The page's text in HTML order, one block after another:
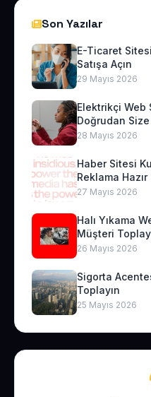
Son Yazılar
E-Ticaret
Satışa Açın
29 Mayıs 2026
Elektrikçi Web
Doğrudan
28 Mayıs 2026
Haber Sitesi
Reklama Hazır
27 Mayıs 2026
Halı Yıkama
Müşteri
26 Mayıs 2026
Sigorta
Toplayın
25 Mayıs 2026